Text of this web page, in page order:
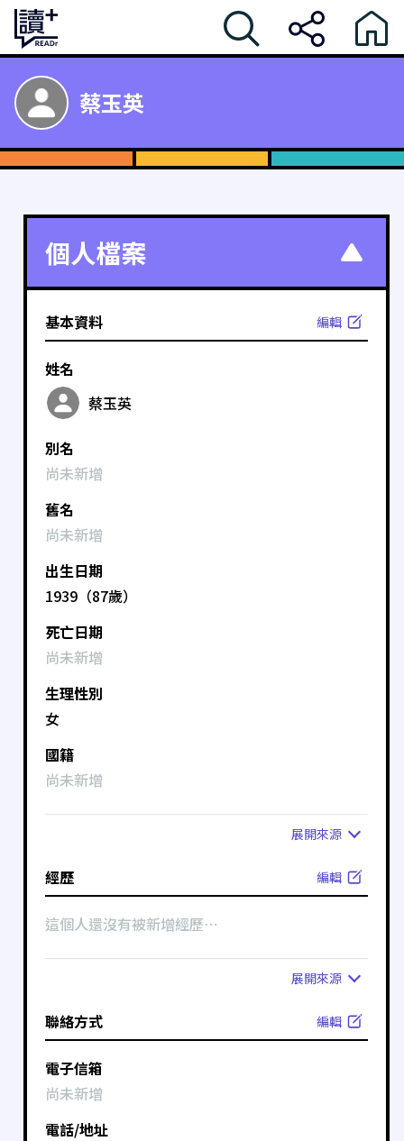
蔡玉英
個人檔案
基本資料 編輯
姓名
蔡玉英
別名
尚未新增
舊名
尚未新增
出生日期
1939（87歲）
死亡日期
尚未新增
生理性別
女
國籍
尚未新增
展開來源
經歷 編輯
這個人還沒有被新增經歷⋯
展開來源
聯絡方式 編輯
電子信箱
尚未新增
電話/地址